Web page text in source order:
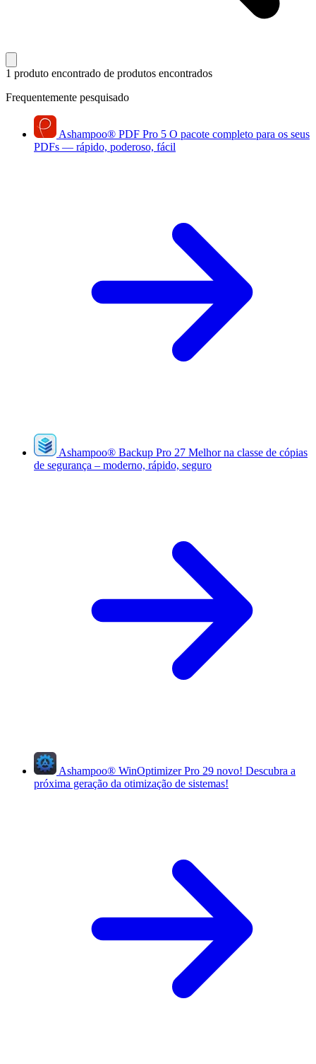
1 produto encontrado de produtos encontrados
Frequentemente pesquisado
Ashampoo® PDF Pro 5 O pacote completo para os seus
PDFs — rápido, poderoso, fácil
Ashampoo® Backup Pro 27 Melhor na classe de cópias
de segurança – moderno, rápido, seguro
Ashampoo® WinOptimizer Pro 29 novo! Descubra a
próxima geração da otimização de sistemas!